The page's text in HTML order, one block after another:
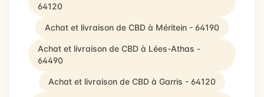
64120
Achat et livraison de CBD à Méritein - 64190
Achat et livraison de CBD à Lées-Athas -
64490
Achat et livraison de CBD à Garris - 64120